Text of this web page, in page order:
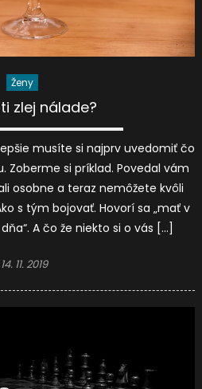
Ženy
zlej nálade?
musíte si najprv uvedomiť čo
Zoberme si príklad. Povedal vám
osobne a teraz nemôžete kvôli
s tým bojovať. Hovorí sa „mať v
A čo že niekto si o vás […]
Posted
14. 11. 2019